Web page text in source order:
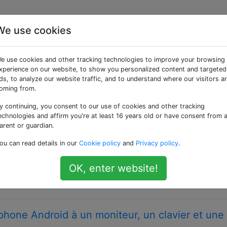
«keyboard»
lequel nous saisissons du texte dans les applications),
spécialisées si elles s'appliquent mieux à votre
de mon PC sur l'émulateur Android?
Android sur l'émulateur Android et taper à
cela me permet de taper et de tester plus rapidement.
les entrées du clavier natif d'Android (à l'écran).
Android à un moniteur, un clavier et une
use cookies
use cookies and other tracking technologies to improve your browsing
on our website, to show you personalized content and targeted
to analyze our website traffic, and to understand where our visitors
from.
continuing, you consent to our use of cookies and other tracking
and affirm you're at least 16 years old or have consent from a
or guardian.
can read details in our Cookie policy and Privacy policy.
OK, enter website!